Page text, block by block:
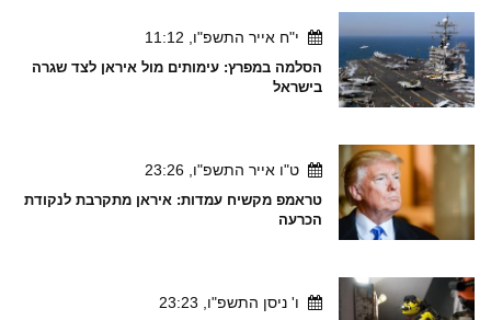
י"ח אייר התשפ"ו, 11:12
הסלמה במפרץ: עימותים מול איראן לצד שגרה
בישראל
ט"ו אייר התשפ"ו, 23:26
טראמפ מקשיח עמדות: איראן מתקרבת לנקודת
הכרעה
ו' ניסן התשפ"ו, 23:23